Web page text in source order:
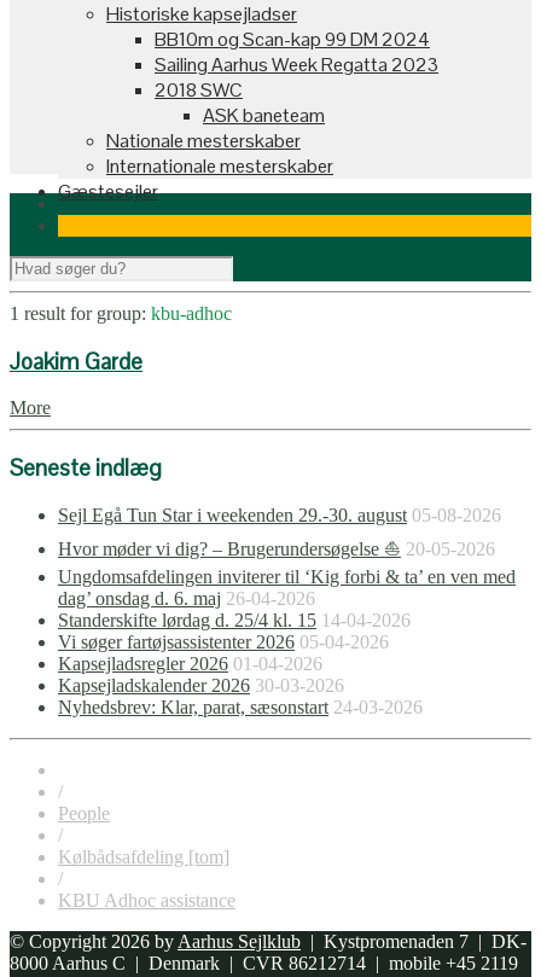
Historiske kapsejladser
BB10m og Scan-kap 99 DM 2024
Sailing Aarhus Week Regatta 2023
2018 SWC
ASK baneteam
Nationale mesterskaber
Internationale mesterskaber
Gæstesejler
1 result for group: kbu-adhoc
Joakim Garde
More
Seneste indlæg
Sejl Egå Tun Star i weekenden 29.-30. august 05-08-2026
Hvor møder vi dig? – Brugerundersøgelse ⛵ 20-05-2026
Ungdomsafdelingen inviterer til ‘Kig forbi & ta’ en ven med
dag’ onsdag d. 6. maj 26-04-2026
Standerskifte lørdag d. 25/4 kl. 15 14-04-2026
Vi søger fartøjsassistenter 2026 05-04-2026
Kapsejladsregler 2026 01-04-2026
Kapsejladskalender 2026 30-03-2026
Nyhedsbrev: Klar, parat, sæsonstart 24-03-2026
/
People
/
Kølbådsafdeling [tom]
/
KBU Adhoc assistance
© Copyright 2026 by Aarhus Sejlklub | Kystpromenaden 7 | DK-
8000 Aarhus C | Denmark | CVR 86212714 | mobile +45 2119